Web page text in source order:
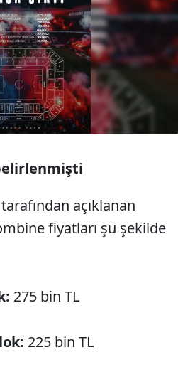
açıklanan
fiyatları şu şekilde
275 bin TL
225 bin TL